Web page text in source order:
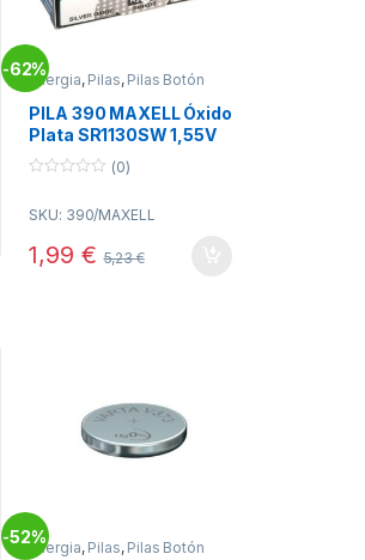
-62%
Energia, Pilas, Pilas Botón
PILA 390 MAXELL Óxido
Plata SR1130SW 1,55V
Relojes
u
o
(0)
SKU: 390/MAXELL
1,99 € 5,23€
-52%
Energia, Pilas, Pilas Botón